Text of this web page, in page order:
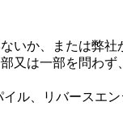
いか、または弊
又は一部を問わ
イル、リバースエ